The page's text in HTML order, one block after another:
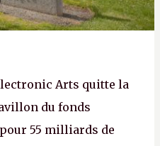
Arts quitte la
du fonds
55 milliards de